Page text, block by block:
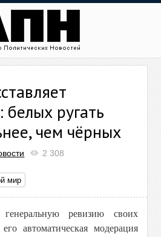
ругать
чем чёрных
2 308
мир
ревизию своих
автоматическая модерация